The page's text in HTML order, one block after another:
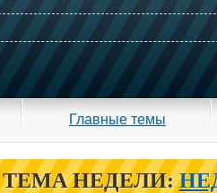
Главные темы
ТЕМА НЕДЕЛИ: